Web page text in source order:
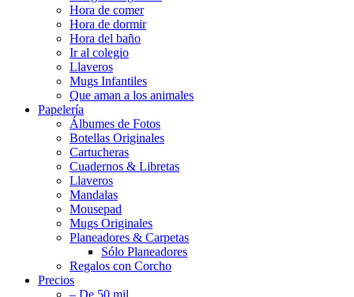
Hora de comer
Hora de dormir
Hora del baño
Ir al colegio
Llaveros
Mugs Infantiles
Que aman a los animales
Papelería
Álbumes de Fotos
Botellas Originales
Cartucheras
Cuadernos & Libretas
Llaveros
Mandalas
Mousepad
Mugs Originales
Planeadores & Carpetas
Sólo Planeadores
Regalos con Corcho
Precios
– De 50 mil